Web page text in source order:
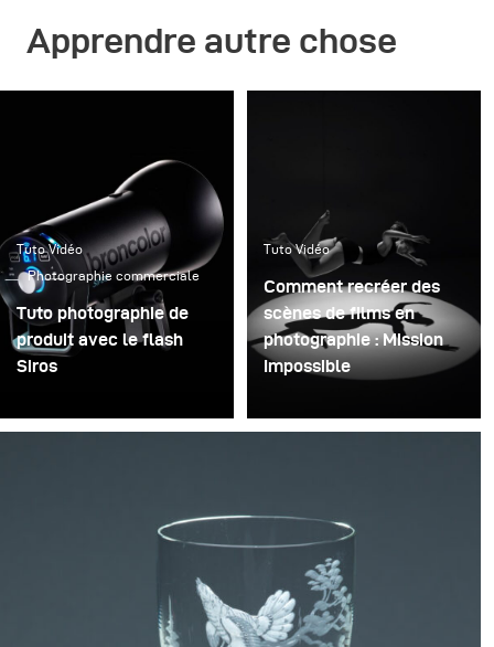
Apprendre autre chose
Tuto Vidéo
Photographie commerciale
Tuto photographie de
produit avec le flash
Siros
Tuto Vidéo
Comment recréer des
scènes de films en
photographie : Mission
Impossible